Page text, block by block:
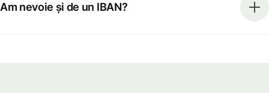
Am nevoie și de un IBAN?